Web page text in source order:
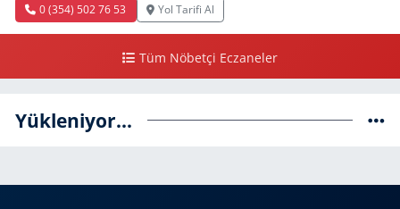
0 (354) 502 76 53 Yol Tarifi Al
Tüm Nöbetçi Eczaneler
Yükleniyor...